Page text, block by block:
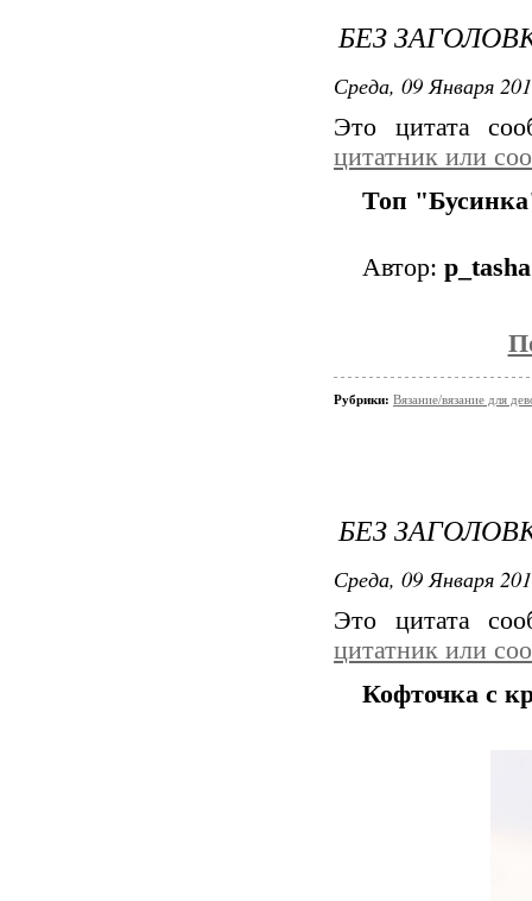
БЕЗ
Среда, 09 Января
Это цитата
цитатник или
Топ
Автор: p_tasha
Рубрики: Вязание/вязание для
БЕЗ
Среда, 09 Января
Это цитата
цитатник или
Кофточка с